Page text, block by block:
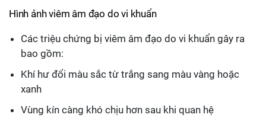
Hình ảnh viêm âm đạo do vi khuẩn
Các triệu chứng bị viêm âm đạo do vi khuẩn gây ra
bao gồm:
Khí hư đổi màu sắc từ trắng sang màu vàng hoặc
xanh
Vùng kín càng khó chịu hơn sau khi quan hệ